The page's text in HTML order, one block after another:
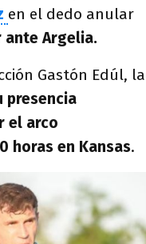
en el dedo anular
Argelia.
Gastón Edúl, la
presencia
el arco
horas en Kansas.